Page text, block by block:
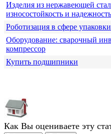
Изделия из нержавеющей
износостойкость и
Роботизация в сфере упаковки
Оборудование: сварочный
компрессор
Купить подшипники
Как Вы оцениваете эту